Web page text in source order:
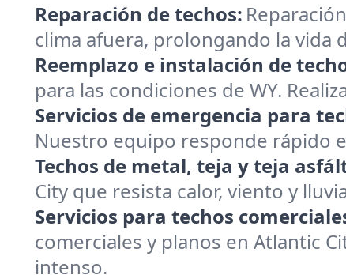
Reparación de techos:
clima afuera, prolongando la
Reemplazo e instalación de
para las condiciones de WY.
Servicios de emergencia para
Nuestro equipo responde rápido
Techos de metal, teja y teja
City que resista calor, viento y
Servicios para techos
comerciales y planos en Atlantic
intenso.